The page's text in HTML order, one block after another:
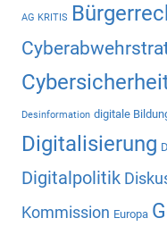
AG KRITIS
Desinformation digitale
Digitalisierung
Digitalpolitik
Kommission Europa